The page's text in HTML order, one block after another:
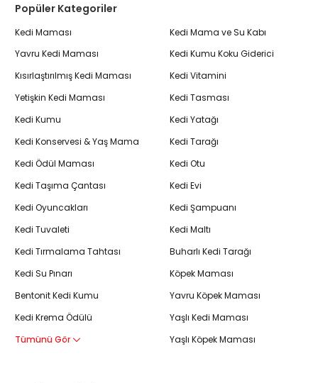
Popüler Kategoriler
Kedi Maması
Yavru Kedi Maması
Kısırlaştırılmış Kedi Maması
Yetişkin Kedi Maması
Kedi Kumu
Kedi Konservesi & Yaş Mama
Kedi Ödül Maması
Kedi Taşıma Çantası
Kedi Oyuncakları
Kedi Tuvaleti
Kedi Tırmalama Tahtası
Kedi Su Pınarı
Bentonit Kedi Kumu
Kedi Krema Ödülü
Tümünü Gör
Kedi Mama ve Su Kabı
Kedi Kumu Koku Giderici
Kedi Vitamini
Kedi Tasması
Kedi Yatağı
Kedi Tarağı
Kedi Otu
Kedi Evi
Kedi Şampuanı
Kedi Maltı
Buharlı Kedi Tarağı
Köpek Maması
Yavru Köpek Maması
Yaşlı Kedi Maması
Yaşlı Köpek Maması